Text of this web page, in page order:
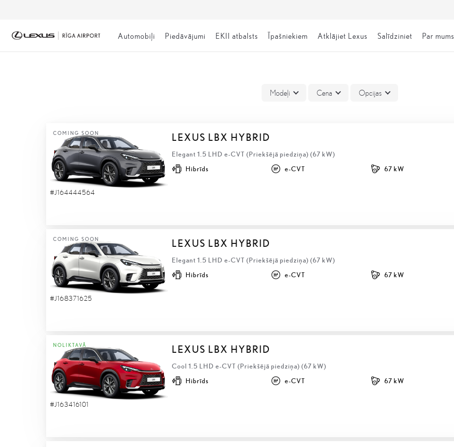
Automobiļi Piedāvājumi EKII atbalsts Īpašniekiem Atklājiet Lexus Salīdziniet Par mums
Modeļi Cena Opcijas
COMING SOON
#J164444564
LEXUS LBX HYBRID
Elegant 1.5 LHD e-CVT (Priekšējā piedziņa) (67 kW)
Hibrīds e-CVT 67 kW
COMING SOON
#J168371625
LEXUS LBX HYBRID
Elegant 1.5 LHD e-CVT (Priekšējā piedziņa) (67 kW)
Hibrīds e-CVT 67 kW
NOLIKTAVĀ
#J163416101
LEXUS LBX HYBRID
Cool 1.5 LHD e-CVT (Priekšējā piedziņa) (67 kW)
Hibrīds e-CVT 67 kW